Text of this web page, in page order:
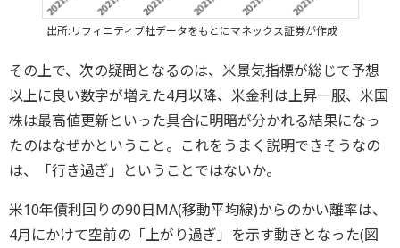
出所:リフィニティブ社データをもとにマネックス証券が作成
その上で、次の疑問となるのは、米景気指標が総じて予想
以上に良い数字が増えた4月以降、米金利は上昇一服、米国
株は最高値更新といった具合に明暗が分かれる結果になっ
たのはなぜかということ。これをうまく説明できそうなの
は、「行き過ぎ」ということではないか。
米10年債利回りの90日MA(移動平均線)からのかい離率は、
4月にかけて空前の「上がり過ぎ」を示す動きとなった(図